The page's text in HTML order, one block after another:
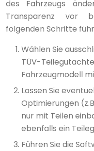
des Fahrzeugs
Transparenz vor
folgenden Schritte
Wählen Sie
TÜV-
Fahrzeugmodell
Lassen Sie
Optimierungen
nur mit Teilen
ebenfalls ein
Führen Sie die